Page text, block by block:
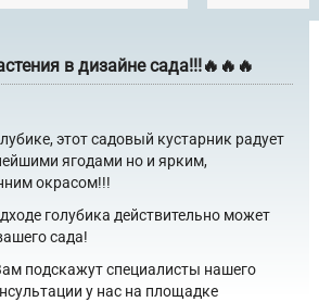
в дизайне сада!!!🔥🔥🔥
этот садовый кустарник радует
ягодами но и ярким,
окрасом!!!
голубика действительно может
сада!
подскажут специалисты нашего
у нас на площадке